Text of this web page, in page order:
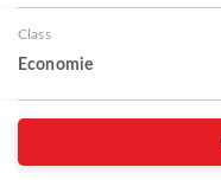
Class
Economie